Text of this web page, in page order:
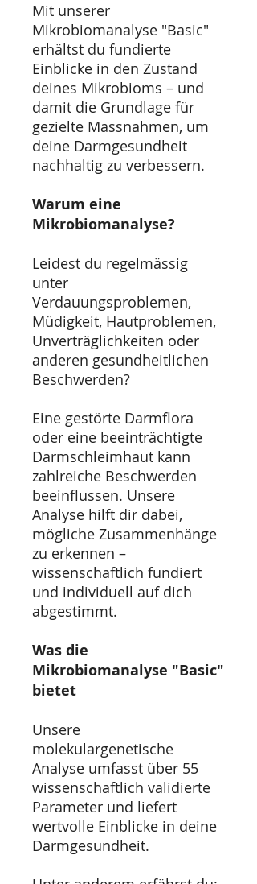
Mit unserer
Mikrobiomanalyse "Basic"
erhältst du fundierte
Einblicke in den Zustand
deines Mikrobioms – und
damit die Grundlage für
gezielte Massnahmen, um
deine Darmgesundheit
nachhaltig zu verbessern.
Warum eine
Mikrobiomanalyse?
Leidest du regelmässig
unter
Verdauungsproblemen,
Müdigkeit, Hautproblemen,
Unverträglichkeiten oder
anderen gesundheitlichen
Beschwerden?
Eine gestörte Darmflora
oder eine beeinträchtigte
Darmschleimhaut kann
zahlreiche Beschwerden
beeinflussen. Unsere
Analyse hilft dir dabei,
mögliche Zusammenhänge
zu erkennen –
wissenschaftlich fundiert
und individuell auf dich
abgestimmt.
Was die
Mikrobiomanalyse "Basic"
bietet
Unsere
molekulargenetische
Analyse umfasst über 55
wissenschaftlich validierte
Parameter und liefert
wertvolle Einblicke in deine
Darmgesundheit.